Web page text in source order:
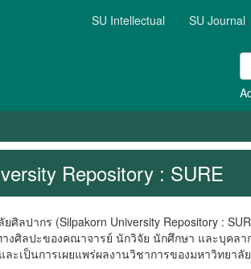
SU Intellectual SU Journal
Repository : SURE
ากร (Silpakorn University Repository :
งศิลปะของคณาจารย์ นักวิจัย นักศึกษา และบุคล
ะเป็นการเผยแพร่ผลงานวิชาการของมหาวิทยา